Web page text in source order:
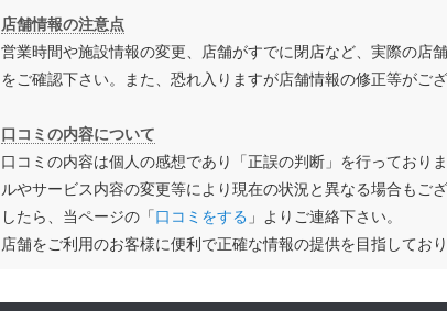
店舗情報の注意点
営業時間や施設情報の変更、店舗がすでに閉店など、実際の店
をご確認下さい。また、恐れ入りますが店舗情報の修正等がご
口コミの内容について
口コミの内容は個人の感想であり「正誤の判断」を行っており
ルやサービス内容の変更等により現在の状況と異なる場合もご
したら、当ページの「 口コミをする 」よりご連絡下さい。
店舗をご利用のお客様に便利で正確な情報の提供を目指してお